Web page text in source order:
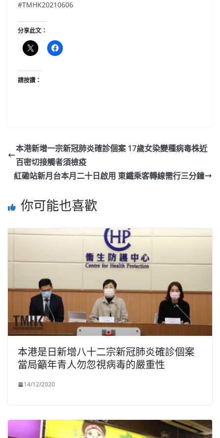
#TMHK20210606
分享此文：
請按讚：
本港新增一宗新冠肺炎確診個案 17歲女染變種病毒株近
百密切接觸者須檢疫
紅磡站新月台本月二十日啟用 東鐵乘客轉線需行三分鐘
你可能也喜歡
本港是日新增八十二宗新冠肺炎確診個案
當局籲年青人勿忽視病毒的嚴重性
14/12/2020